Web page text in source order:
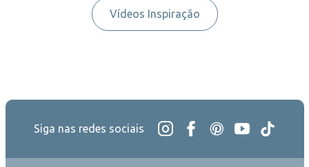
Vídeos Inspiração
Siga nas redes sociais